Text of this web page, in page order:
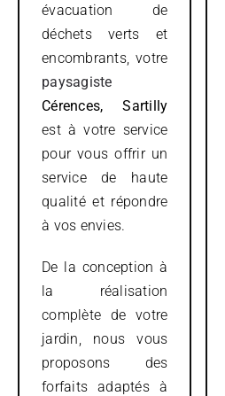
évacuation de
déchets verts et
encombrants, votre
paysagiste
Cérences, Sartilly
est à votre service
pour vous offrir un
service de haute
qualité et répondre
à vos envies.
De la conception à
la réalisation
complète de votre
jardin, nous vous
proposons des
forfaits adaptés à